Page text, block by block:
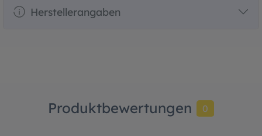
Herstellerangaben
Produktbewertungen 0